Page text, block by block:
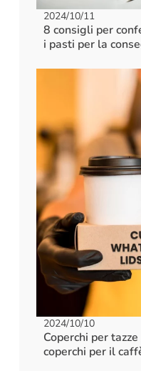
2024/10/11
8 consigli per
i pasti per la
2024/10/10
Coperchi per
coperchi per il